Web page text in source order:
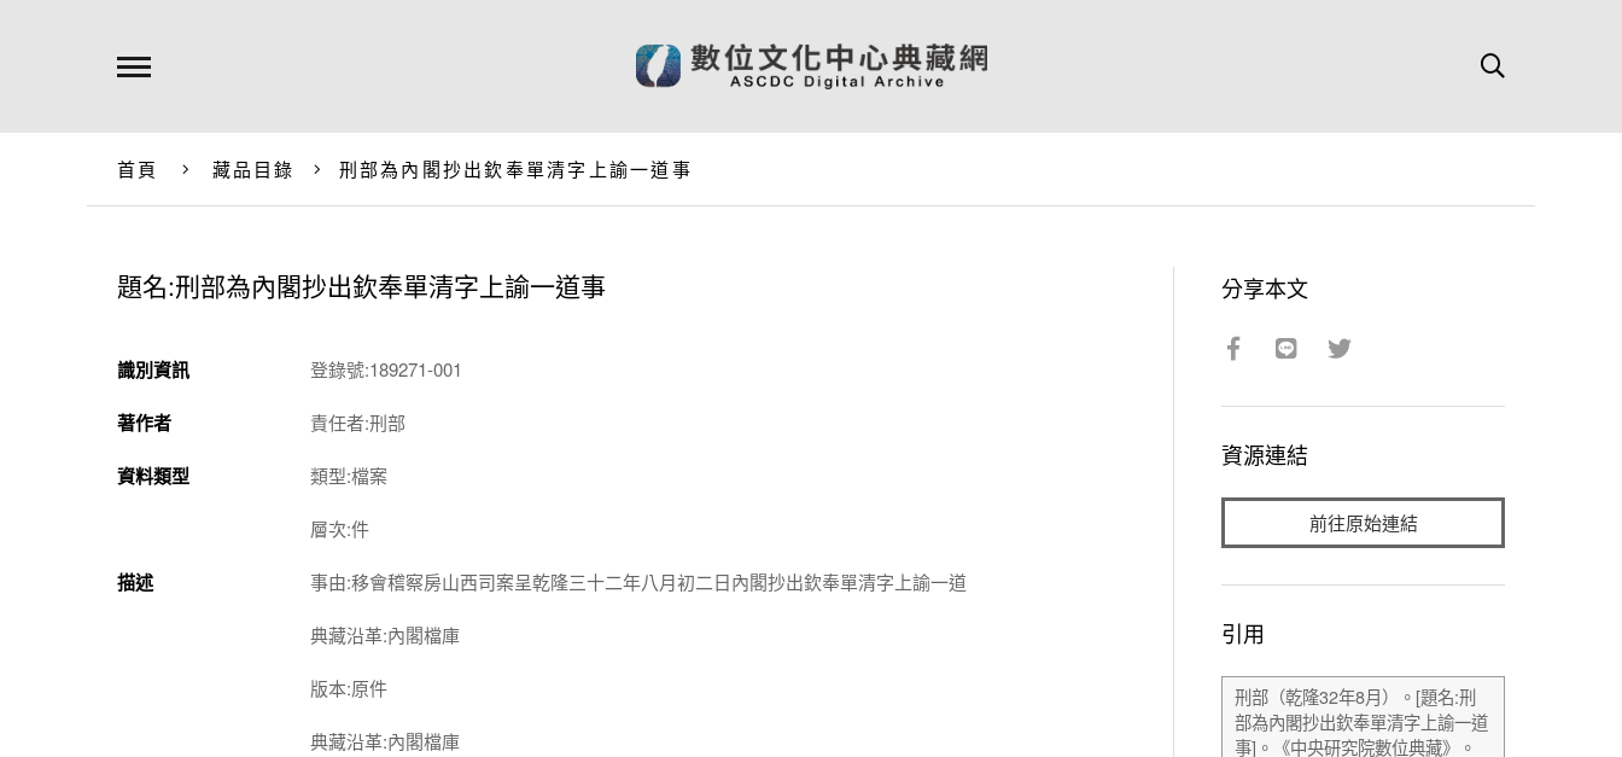
首頁 藏品目錄 刑部為內閣抄出欽奉單清字上諭一道事
題名:刑部為內閣抄出欽奉單清字上諭一道事
識別資訊 登錄號:189271-001
著作者 責任者:刑部
資料類型 類型:檔案
層次:件
描述 事由:移會稽察房山西司案呈乾隆三十二年八月初二日內閣抄出欽奉單清字上諭一道
典藏沿革:內閣檔庫
版本:原件
典藏沿革:內閣檔庫
分享本文
資源連結
前往原始連結
引用